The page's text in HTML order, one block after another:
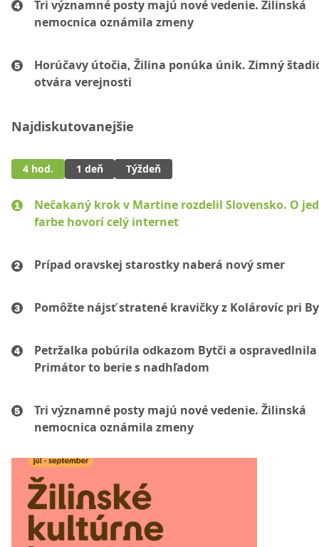
Tri významné posty majú nové vedenie. Žilinská
nemocnica oznámila zmeny
Horúčavy útočia, Žilina ponúka únik. Zimný
otvára verejnosti
Najdiskutovanejšie
4 hod. 1 deň Týždeň
Nečakaný krok v Martine rozdelil Slovensko. O
farbe hovorí celý internet
Prípad oravskej starostky naberá nový smer
Pomôžte nájsť stratené kravičky z Kolárovíc pri
Petržalka pobúrila odkazom Bytči a ospravedlnila
Primátor to berie s nadhľadom
Tri významné posty majú nové vedenie. Žilinská
nemocnica oznámila zmeny